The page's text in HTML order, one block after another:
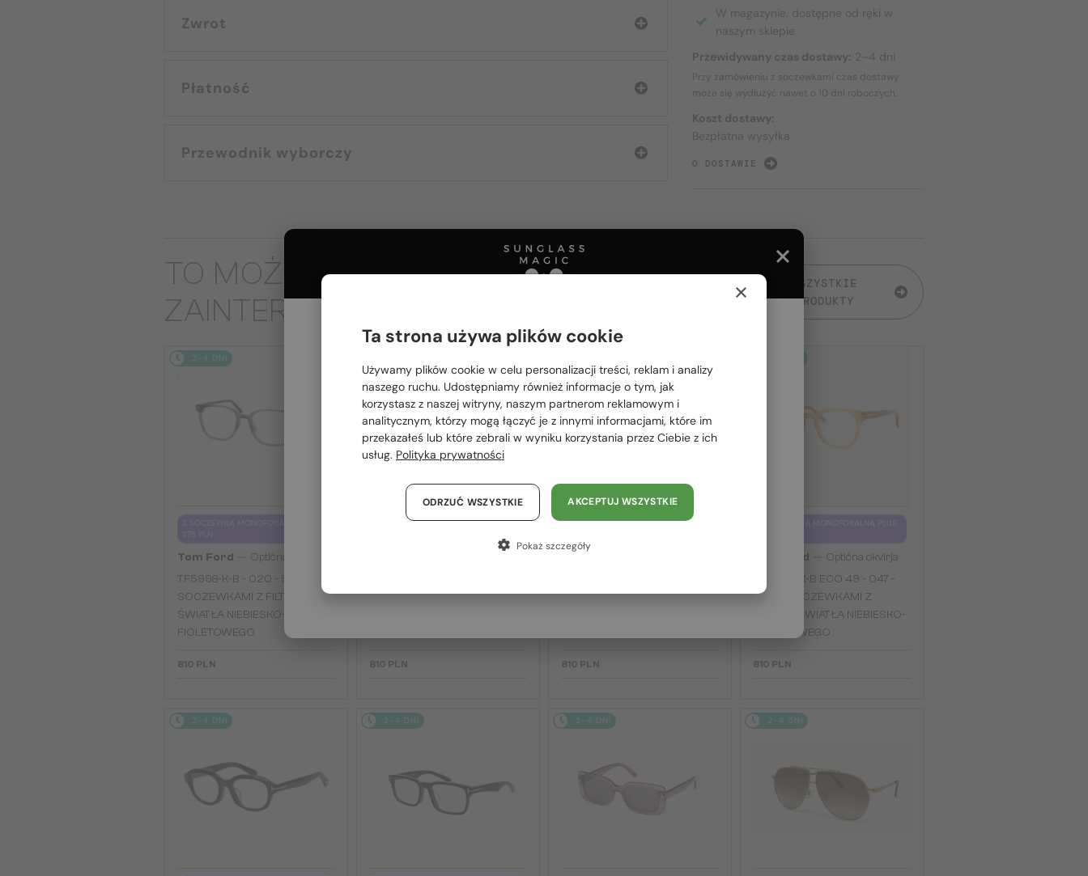
Zwrot
Płatność
Przewodnik wyborczy
W magazynie, dostępne od ręki w
naszym sklepie
Przewidywany czas dostawy: 2–4 dni
Przy zamówieniu z soczewkami czas dostawy
może się wydłużyć nawet o 10 dni roboczych.
Koszt dostawy:
Bezpłatna wysyłka
O DOSTAWIE
TO MOŻE CIĘ RÓWNIEŻ
ZAINTERESOWAĆ
WSZYSTKIE
PRODUKTY
2-4 DNI
Tom Ford
Optična okvirja
TF5998-K-B - 020 - 51 - Z
SOCZEWKAMI Z FILTREM
ŚWIATŁA NIEBIESKO-
FIOLETOWEGO
810 PLN
Z SOCZEWKĄ MONOFOKALNĄ PLUS
SOCZEWKAMI Z FILTREM
810 PLN
Z SOCZEWKĄ MONOFOKALNĄ PLUS
SOCZEWKAMI Z FILTREM
810 PLN
Tom Ford
Optična okvirja
TF5999-K-B ECO 49 - 047 -
49 - Z SOCZEWKAMI Z
FILTREM ŚWIATŁA NIEBIESKO-
FIOLETOWEGO
810 PLN
2-4 DNI 2-4 DNI 2-4 DNI 2-4 DNI
Proszę wybierz z listy odpowiedni dla Ciebie kraj:
Polska / PL
România / RO
Magyarország / HU
Austria / AT
Francja / FR
×
Ta strona używa plików cookie
Używamy plików cookie w celu personalizacji treści, reklam i analizy
naszego ruchu. Udostępniamy również informacje o tym, jak
korzystasz z naszej witryny, naszym partnerom reklamowym i
analitycznym, którzy mogą łączyć je z innymi informacjami, które im
przekazałeś lub które zebrali w wyniku korzystania przez Ciebie z ich
usług. Polityka prywatności
AKCEPTUJ WSZYSTKIE
ODRZUĆ WSZYSTKIE
Pokaż szczegóły